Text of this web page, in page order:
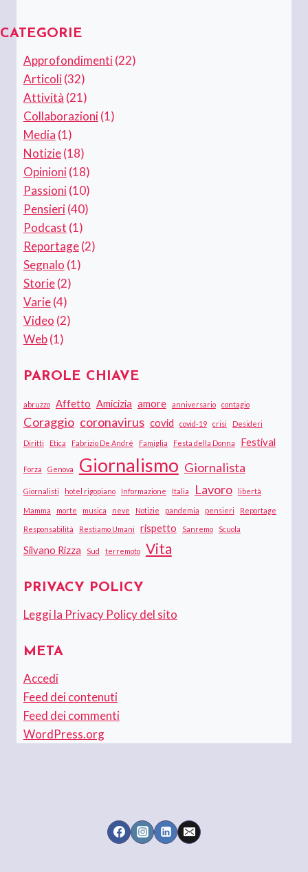
CATEGORIE
Approfondimenti(22)
Articoli(32)
Attività (21)
Collaborazioni(1)
Media (1)
Notizie(18)
Opinioni(18)
Passioni(10)
Pensieri(40)
Podcast (1)
Reportage(2)
Segnalo (1)
Storie(2)
Varie(4)
Video (2)
Web(1)
PAROLE CHIAVE
abruzzo Affetto Amicizia amore anniversario contagio
Coraggio coronavirus covid covid-19 crisi Desideri
Diritti Etica Fabrizio De André Famiglia Festa della Donna Festival
Forza Genova Giornalismo Giornalista
Giornalisti hotel rigopiano Informazione Italia Lavoro libertà
Mamma morte musica neve Notizie pandemia pensieri Reportage
Responsabilità Restiamo Umani rispetto Sanremo Scuola
Silvano Rizza Sud terremoto Vita
PRIVACY POLICY
Leggi la Privacy Policy del sito
META
Accedi
Feed dei contenuti
Feed dei commenti
WordPress.org